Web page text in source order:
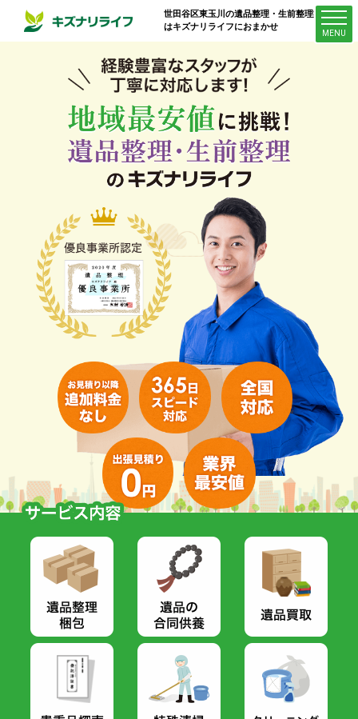
世田谷区東玉川 の遺品整理・生前整理業者
はキズナリライフにおまかせ